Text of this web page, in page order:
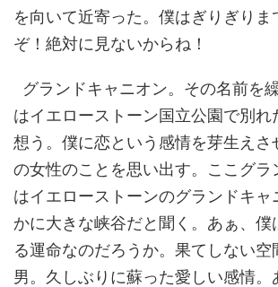
を向いて近寄った。僕はぎりぎりま
ぞ！絶対に見ないからね！
グランドキャニオン。その名前を
はイエローストーン国立公園で別れ
想う。僕に恋という感情を芽生えさ
の女性のことを思い出す。ここグラ
はイエローストーンのグランドキャ
かに大きな峡谷だと聞く。あぁ、僕
る運命なのだろうか。果てしない空
男。久しぶりに蘇った愛しい感情。